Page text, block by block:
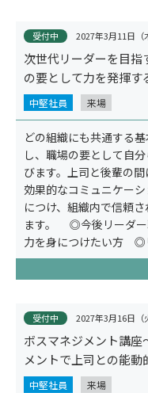
公開
受付中 2027年3月11日（
次世代リーダーを目
の要として力を発揮す
中堅社員 来場
どの組織にも共通する
し、職場の要として自
びます。上司と後輩の
効果的なコミュニケー
につけ、組織内で信頼
ます。 ◎今後リーダー
力を身につけたい方 ◎
受付中 2027年3月16日（
ボスマネジメント講
メントで上司との能
中堅社員 来場